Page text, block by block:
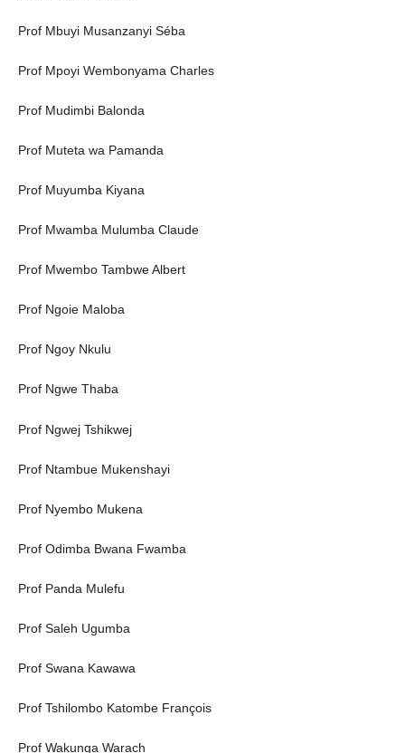
Prof Mbuyi Musanzanyi Séba
Prof Mpoyi Wembonyama Charles
Prof Mudimbi Balonda
Prof Muteta wa Pamanda
Prof Muyumba Kiyana
Prof Mwamba Mulumba Claude
Prof Mwembo Tambwe Albert
Prof Ngoie Maloba
Prof Ngoy Nkulu
Prof Ngwe Thaba
Prof Ngwej Tshikwej
Prof Ntambue Mukenshayi
Prof Nyembo Mukena
Prof Odimba Bwana Fwamba
Prof Panda Mulefu
Prof Saleh Ugumba
Prof Swana Kawawa
Prof Tshilombo Katombe François
Prof Wakunga Warach